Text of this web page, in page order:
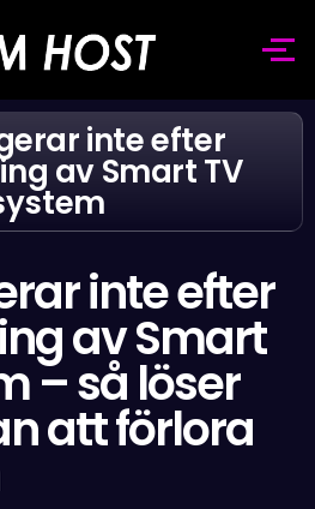
inte efter
av Smart TV
inte efter
av Smart
– så löser
att förlora